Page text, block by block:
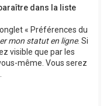
dans la liste
« Préférences du
mon statut en ligne. Si
visible que par les
même. Vous serez